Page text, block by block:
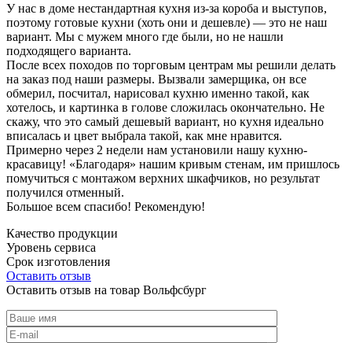
У нас в доме нестандартная кухня из-за короба и выступов,
поэтому готовые кухни (хоть они и дешевле) — это не наш
вариант. Мы с мужем много где были, но не нашли
подходящего варианта.
После всех походов по торговым центрам мы решили делать
на заказ под наши размеры. Вызвали замерщика, он все
обмерил, посчитал, нарисовал кухню именно такой, как
хотелось, и картинка в голове сложилась окончательно. Не
скажу, что это самый дешевый вариант, но кухня идеально
вписалась и цвет выбрала такой, как мне нравится.
Примерно через 2 недели нам установили нашу кухню-
красавицу! «Благодаря» нашим кривым стенам, им пришлось
помучиться с монтажом верхних шкафчиков, но результат
получился отменный.
Большое всем спасибо! Рекомендую!
Качество продукции
Уровень сервиса
Срок изготовления
Оставить отзыв
Оставить отзыв на товар Вольфсбург